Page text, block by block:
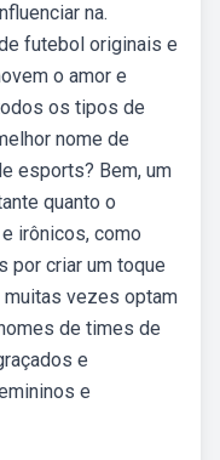
na.
futebol originais e
o amor e
os tipos de
nome de
esports? Bem, um
quanto o
irônicos, como
por criar um toque
vezes optam
de times de
e
e